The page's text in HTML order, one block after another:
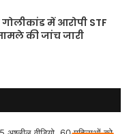
में आरोपी STF
की जांच जारी